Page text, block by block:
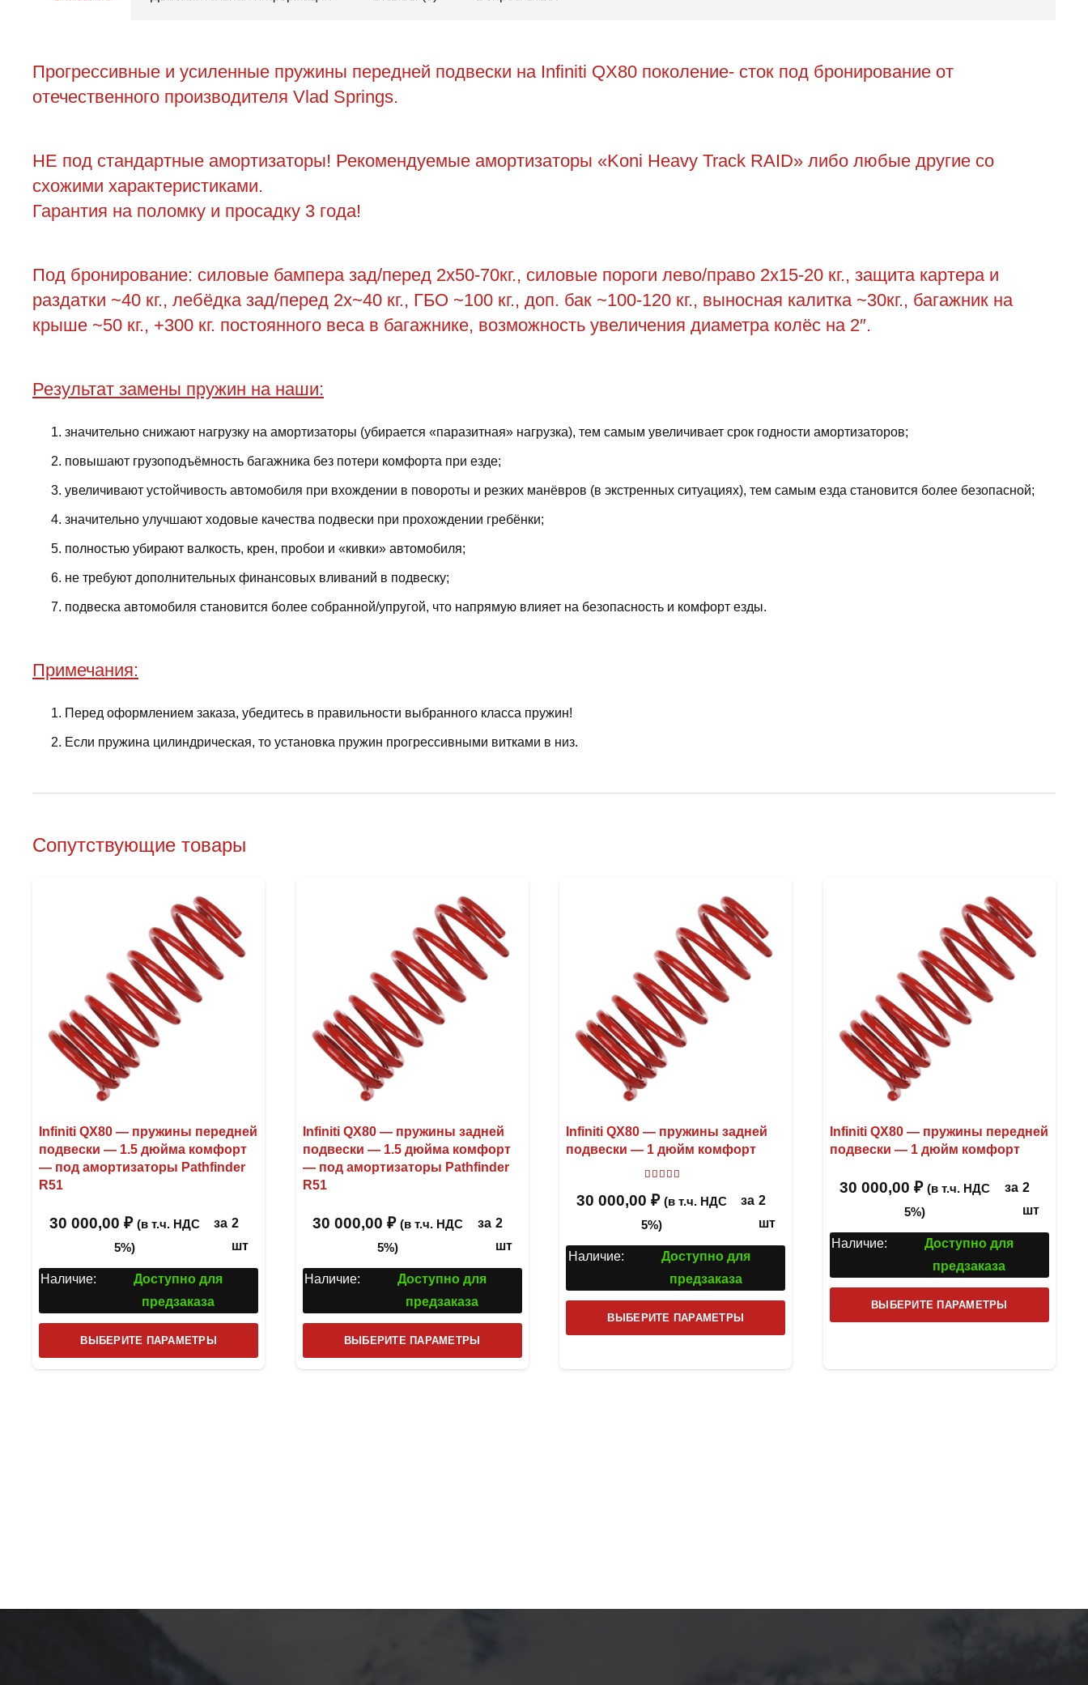
Прогрессивные и усиленные пружины передней подвески на Infiniti QX80 поколение- сток под бронирование от
отечественного производителя Vlad Springs.
НЕ под стандартные амортизаторы! Рекомендуемые амортизаторы «Koni Heavy Track RAID» либо любые другие со
схожими характеристиками.
Гарантия на поломку и просадку 3 года!
Под бронирование: силовые бампера зад/перед 2х50-70кг., силовые пороги лево/право 2х15-20 кг., защита картера и
раздатки ~40 кг., лебёдка зад/перед 2х~40 кг., ГБО ~100 кг., доп. бак ~100-120 кг., выносная калитка ~30кг., багажник на
крыше ~50 кг., +300 кг. постоянного веса в багажнике, возможность увеличения диаметра колёс на 2″.
Результат замены пружин на наши:
значительно снижают нагрузку на амортизаторы (убирается «паразитная» нагрузка), тем самым увеличивает срок годности амортизаторов;
повышают грузоподъёмность багажника без потери комфорта при езде;
увеличивают устойчивость автомобиля при вхождении в повороты и резких манёвров (в экстренных ситуациях), тем самым езда становится более безопасной;
значительно улучшают ходовые качества подвески при прохождении гребёнки;
полностью убирают валкость, крен, пробои и «кивки» автомобиля;
не требуют дополнительных финансовых вливаний в подвеску;
подвеска автомобиля становится более собранной/упругой, что напрямую влияет на безопасность и комфорт езды.
Примечания:
Перед оформлением заказа, убедитесь в правильности выбранного класса пружин!
Если пружина цилиндрическая, то установка пружин прогрессивными витками в низ.
Сопутствующие товары
Infiniti QX80 — пружины передней
подвески — 1.5 дюйма комфорт
— под амортизаторы Pathfinder
R51
30 000,00 ₽ (в т.ч. НДС
5%)
за 2
шт
Наличие:
Доступно для
предзаказа
ВЫБЕРИТЕ ПАРАМЕТРЫ
товар
Infiniti QX80 — пружины задней
подвески — 1.5 дюйма комфорт
— под амортизаторы Pathfinder
R51
30 000,00₽ (в т.ч. НДС
5%)
за 2
шт
Наличие:
Доступно для
предзаказа
ВЫБЕРИТЕ ПАРАМЕТРЫ
товар
Infiniti QX80 — пружины задней
подвески — 1 дюйм комфорт
30 000,00 ₽ (в т.ч. НДС
5%)
за 2
шт
Наличие:
Доступно для
предзаказа
ВЫБЕРИТЕ ПАРАМЕТРЫ
товар
Infiniti QX80 — пружины передней
подвески — 1 дюйм комфорт
30 000,00₽ (в т.ч. НДС
5%)
за 2
шт
Наличие:
Доступно для
предзаказа
ВЫБЕРИТЕ ПАРАМЕТРЫ
товар